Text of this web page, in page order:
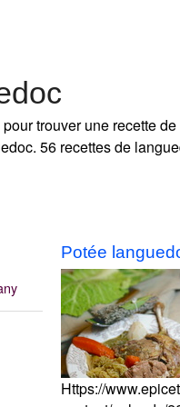
trouver une recette
56 recettes de
Potée
Https://